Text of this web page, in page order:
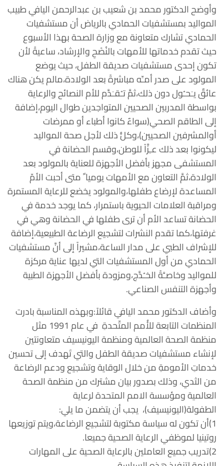
وأوضح الدكتور محمد بن شعيب بن عبدالرحمن اليافي طبيب
المواليد بمستشفيات الحمادي بالرياض أن مستشفيات
الحمادي تشارك متعاونة مع وزارة الصحة بهذا الأسبوع
حيث تقدم خدماتها للأمهات بالنُصْحِ والإرشاد، ساعيةً لأن
تكون إحدى مستشفيات صديقة الطفل، حيث يوضع
المولود على صدر أمـِّه مباشرةً بعد الولادة،مالم يكن هناك
عائقٌ يـَحـُول دون ذلك،ثمَّ تـُقـَدَّم للأم النصائح والرعاية
بواسطة المدربين الصحيين المتواجدين طوال اليوم،إضافة
إلى الطاقم الصحي(سواءٌ كانوا أطباء أو ممرضات
أوالمشرفين الصحيين)،وكلُّ ذلك لأجل صحة المواليد
ليكونوا بعد ذلك عـِزَّاً للوطن،وقسم الحضانة في
المستشفى مجهز بأفضل الأجهزة للعناية بالمولود بعد
الولادة،ثمَّ التعاون مع الأمهات يوميا ً متى أحبت الأمّ
المساعدة لإرضاع طفلها،والمولود يخضع للرعاية المستمرة
ومراقبة العلامات الحيوية باستمرار، كما يوجد خدمة في
الحضانة تساعد الأم أن ترى طفلها في الحضانة وهي في
غرفتها،كما تقدم النشرات لتشجيع الرضاعة الطبيعية،إضافة
للإشراف الطبي على مدار الساعة،مشيراً إلى أنَّ مستشفيات
الحمادي من أول المستشفيات التي لديها عناية مركزة
للمواليد وخاصـَّةً الخـُدَّج،ومزودة بأفضل الأجهزة الطبية
وأجهزة التنفس الصناعي.
وأضاف الدكتور محمد اليافي قائلاً:وبهذه المناسبة بادرت
المنظمات التابعة للأُمم المتّحدةِ في عام 1991 مثل
منظمة الصحة العالمية ومنظمة اليونيسيف متعاونتين
لإنشاء مستشفيات صديقة الطفل والتي تَهدف إلى تحسين
خدماتِ الأمومةِ من خلال الوقاية وتشجيع ودعم الرضاعة
من الثدي، وذلك بصدور بيان مشترك من منظمة الصحة
العالمية ومؤسسة الامم المتحدة لرعاية
الطفولة(اليونيسيف)، يجب أن يتضمن ما يلي:
1)أن تكون له سياسة مكتوبة لتشجيع الرضاعة،ويتم توزيعها
روتينيا لموظفي الرعاية الصحية جميعا.
2)تدريب جميع العاملين بالرعاية الصحية على المهارات